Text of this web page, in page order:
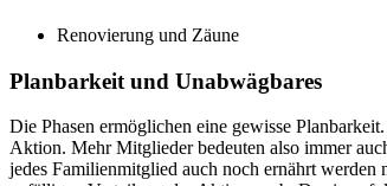
Renovierung und Zäune
Planbarkeit und Unabwägbares
Die Phasen ermöglichen eine gewisse
Aktion. Mehr Mitglieder bedeuten also immer
jedes Familienmitglied auch noch ernährt werden